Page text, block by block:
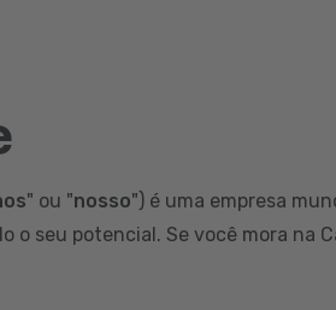
" ou "nosso") é uma empresa
o seu potencial. Se você mora na